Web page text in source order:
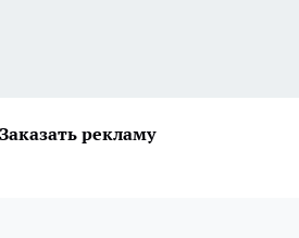
Заказать рекламу